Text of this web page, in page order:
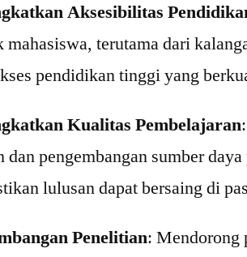
Aksesibilitas
mahasiswa, terutama dari
pendidikan tinggi yang
Kualitas Pembelajaran
dan pengembangan sumber
lulusan dapat bersaing di
Penelitian: Mendorong